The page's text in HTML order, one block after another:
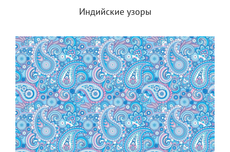
Индийские узоры